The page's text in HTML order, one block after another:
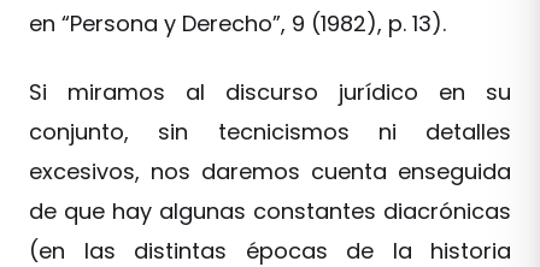
en “Persona y Derecho”, 9 (1982), p. 13).
Si miramos al discurso jurídico en su
conjunto, sin tecnicismos ni detalles
excesivos, nos daremos cuenta enseguida
de que hay algunas constantes diacrónicas
(en las distintas épocas de la historia